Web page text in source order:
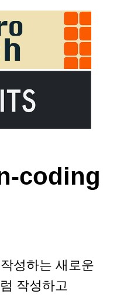
coding
성하는 새로운
작성하고